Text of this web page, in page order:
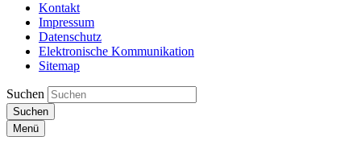
Kontakt
Impressum
Datenschutz
Elektronische Kommunikation
Sitemap
Suchen
Suchen
Menü